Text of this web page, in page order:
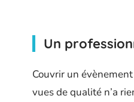
Un
Couvrir un
vues de qualité n’a